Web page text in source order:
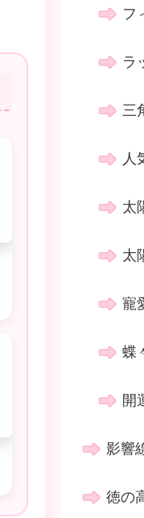
フ
ラ
三
人
太
太
寵
蝶
開
影響
徳の